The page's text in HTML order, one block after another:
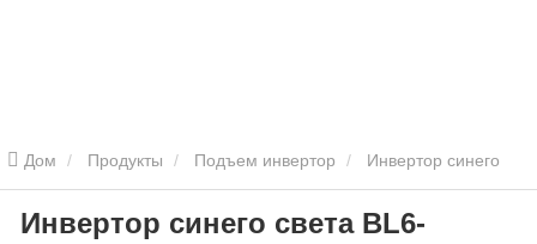
Дом Продукты Подъем инвертор Инвертор синего
света Инвертор синего света BL6-U04011-N
Инвертор синего света BL6-